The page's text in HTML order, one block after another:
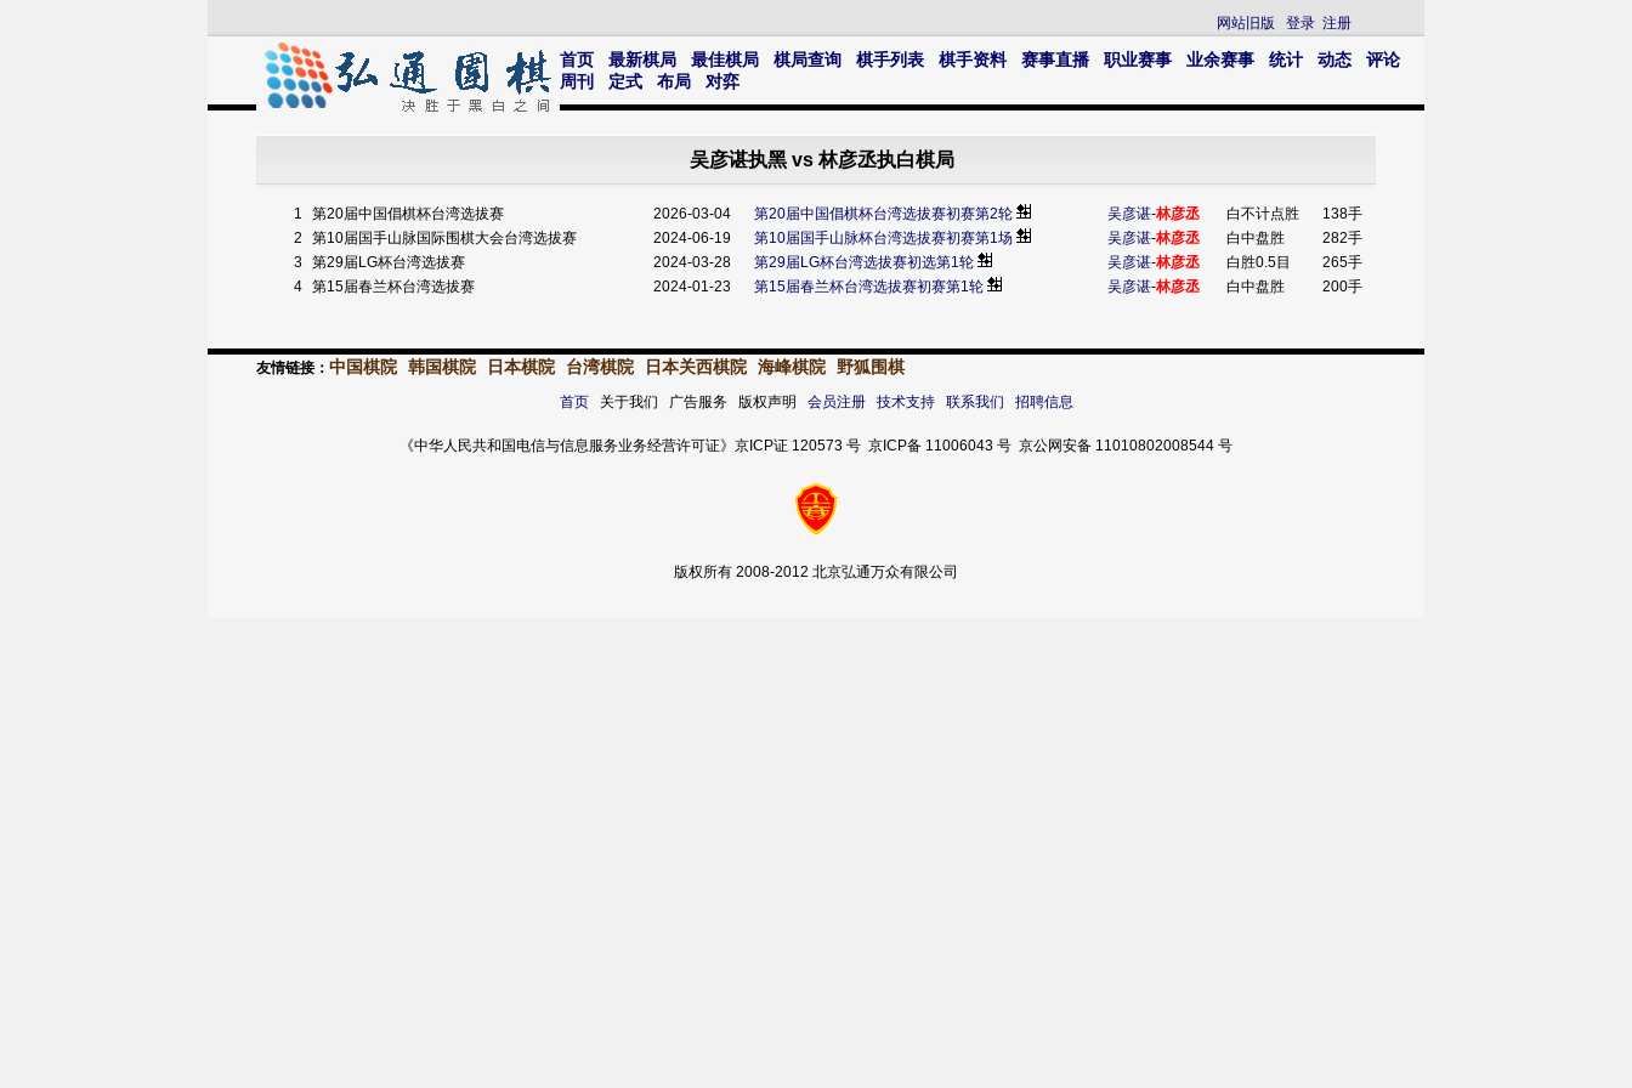
网站旧版 登录 注册
首页 最新棋局 最佳棋局 棋局查询 棋手列表 棋手资料 赛事直播 职业赛事 业余赛事 统计 动态
评论
周刊
定式 布局 对弈
吴彦谌执黑 vs 林彦丞执白棋局
1 第20届中国倡棋杯台湾选拔赛 2026-03-04 第20届中国倡棋杯台湾选拔赛初赛第2轮 吴彦谌-林彦丞 白不计点胜
138手
2
第10届国手山脉国际围棋大会台湾选拔赛 2024-06-19 第10届国手山脉杯台湾选拔赛初赛第1场 吴彦谌-林彦丞 白中盘胜
282手
3 第29届LG杯台湾选拔赛 2024-03-28 第29届LG杯台湾选拔赛初选第1轮 吴彦谌-林彦丞 白胜0.5目
265手
4 第15届春兰杯台湾选拔赛 2024-01-23 第15届春兰杯台湾选拔赛初赛第1轮 吴彦谌-林彦丞 白中盘胜 200手
友情链接： 中国棋院 韩国棋院 日本棋院 台湾棋院 日本关西棋院 海峰棋院 野狐围棋
首页关于我们 广告服务 版权声明 会员注册 技术支持 联系我们 招聘信息
《中华人民共和国电信与信息服务业务经营许可证》京ICP证 120573 号 京ICP备 11006043 号 京公网安备 11010802008544 号
版权所有 2008-2012 北京弘通万众有限公司